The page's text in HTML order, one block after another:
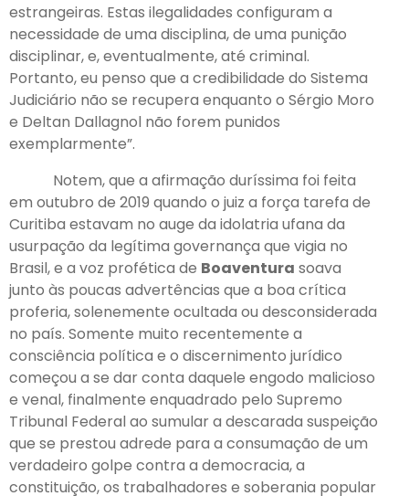
estrangeiras. Estas ilegalidades configuram a
necessidade de uma disciplina, de uma punição
disciplinar, e, eventualmente, até criminal.
Portanto, eu penso que a credibilidade do Sistema
Judiciário não se recupera enquanto o Sérgio Moro
e Deltan Dallagnol não forem punidos
exemplarmente”.
Notem, que a afirmação duríssima foi feita
em outubro de 2019 quando o juiz a força tarefa de
Curitiba estavam no auge da idolatria ufana da
usurpação da legítima governança que vigia no
Brasil, e a voz profética de Boaventura soava
junto às poucas advertências que a boa crítica
proferia, solenemente ocultada ou desconsiderada
no país. Somente muito recentemente a
consciência política e o discernimento jurídico
começou a se dar conta daquele engodo malicioso
e venal, finalmente enquadrado pelo Supremo
Tribunal Federal ao sumular a descarada suspeição
que se prestou adrede para a consumação de um
verdadeiro golpe contra a democracia, a
constituição, os trabalhadores e soberania popular